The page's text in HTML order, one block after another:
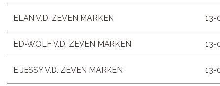
ELAN V.D. ZEVEN MARKEN 13-
ED-WOLF V.D. ZEVEN MARKEN 13-
E JESSY V.D. ZEVEN MARKEN 13-